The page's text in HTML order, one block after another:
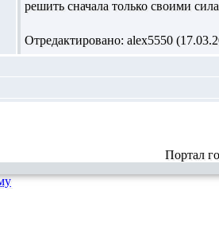
решить сначала только своими
Отредактировано: alex5550
Портал